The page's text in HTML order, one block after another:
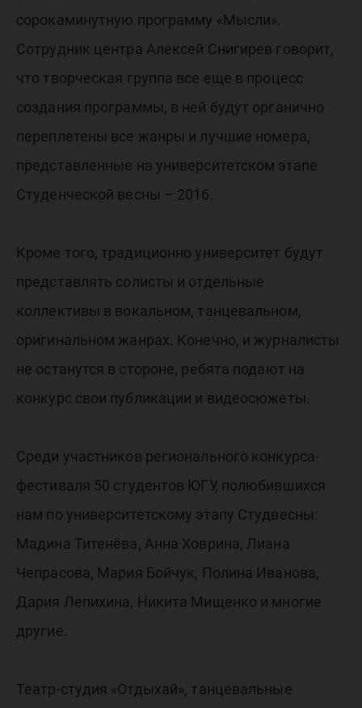
сорокаминутную программу «Мысли».
Сотрудник центра Алексей Снигирев говорит,
что творческая группа все еще в процесс
создания программы, в ней будут органично
переплетены все жанры и лучшие номера,
представленные на университетском этапе
Студенческой весны – 2016.
Кроме того, традиционно университет будут
представлять солисты и отдельные
коллективы в вокальном, танцевальном,
оригинальном жанрах. Конечно, и журналисты
не останутся в стороне, ребята подают на
конкурс свои публикации и видеосюжеты.
Среди участников регионального конкурса-
фестиваля 50 студентов ЮГУ, полюбившихся
нам по университетскому этапу Студвесны:
Мадина Титенёва, Анна Ховрина, Лиана
Чепрасова, Мария Бойчук, Полина Иванова,
Дария Лепихина, Никита Мищенко и многие
другие.
Театр-студия «Отдыхай», танцевальные